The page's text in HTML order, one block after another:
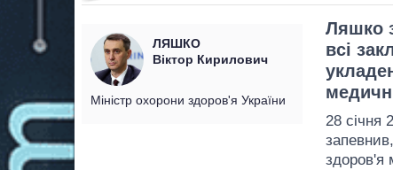
ЛЯШКО
Віктор Кирилович
Міністр охорони здоров'я України
Ляшко
всі
28 січня
здоров'я